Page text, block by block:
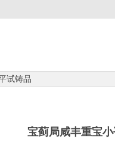
试铸品
宝蓟局咸丰重宝